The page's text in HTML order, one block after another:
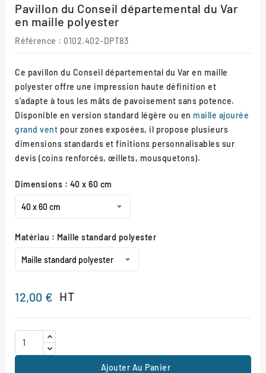
Pavillon du Conseil départemental du Var
en maille polyester
Référence : 0102.402-DPT83
Ce pavillon du Conseil départemental du Var en maille
polyester offre une impression haute définition et
s'adapte à tous les mâts de pavoisement sans potence.
Disponible en version standard légère ou en maille ajourée
grand vent pour zones exposées, il propose plusieurs
dimensions standards et finitions personnalisables sur
devis (coins renforcés, œillets, mousquetons).
Dimensions : 40 x 60 cm
Matériau : Maille standard polyester
12,00 € HT
Ajouter Au Panier